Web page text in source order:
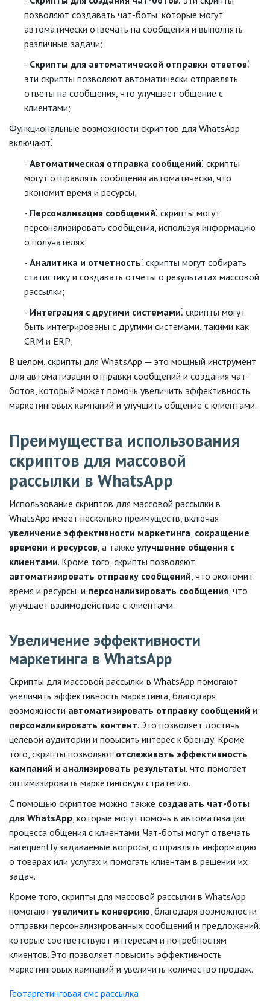
позволяют создавать чат-боты, которые могут
автоматически отвечать на сообщения и выполнять
различные задачи;
Скрипты для автоматической отправки ответов⁚
эти скрипты позволяют автоматически отправлять
ответы на сообщения, что улучшает общение с
клиентами;
Функциональные возможности скриптов для WhatsApp
включают⁚
Автоматическая отправка сообщений⁚ скрипты
могут отправлять сообщения автоматически, что
экономит время и ресурсы;
Персонализация сообщений⁚ скрипты могут
персонализировать сообщения, используя информацию
о получателях;
Аналитика и отчетность⁚ скрипты могут собирать
статистику и создавать отчеты о результатах массовой
рассылки;
Интеграция с другими системами⁚ скрипты могут
быть интегрированы с другими системами, такими как
CRM и ERP;
В целом, скрипты для WhatsApp ─ это мощный инструмент
для автоматизации отправки сообщений и создания чат-
ботов, который может помочь увеличить эффективность
маркетинговых кампаний и улучшить общение с клиентами.
Преимущества использования
скриптов для массовой
рассылки в WhatsApp
Использование скриптов для массовой рассылки в
WhatsApp имеет несколько преимуществ, включая
увеличение эффективности маркетинга, сокращение
времени и ресурсов, а также улучшение общения с
клиентами. Кроме того, скрипты позволяют
автоматизировать отправку сообщений, что экономит
время и ресурсы, и персонализировать сообщения, что
улучшает взаимодействие с клиентами.
Увеличение эффективности
маркетинга в WhatsApp
Скрипты для массовой рассылки в WhatsApp помогают
увеличить эффективность маркетинга, благодаря
возможности автоматизировать отправку сообщений и
персонализировать контент. Это позволяет достичь
целевой аудитории и повысить интерес к бренду. Кроме
того, скрипты позволяют отслеживать эффективность
кампаний и анализировать результаты, что помогает
оптимизировать маркетинговую стратегию.
С помощью скриптов можно также создавать чат-боты
для WhatsApp, которые могут помочь в автоматизации
процесса общения с клиентами. Чат-боты могут отвечать
наrequently задаваемые вопросы, отправлять информацию
о товарах или услугах и помогать клиентам в решении их
задач.
Кроме того, скрипты для массовой рассылки в WhatsApp
помогают увеличить конверсию, благодаря возможности
отправки персонализированных сообщений и предложений,
которые соответствуют интересам и потребностям
клиентов. Это позволяет повысить эффективность
маркетинговых кампаний и увеличить количество продаж.
Геотаргетинговая смс рассылка